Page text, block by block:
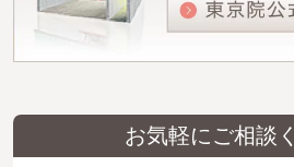
お気軽にご相談